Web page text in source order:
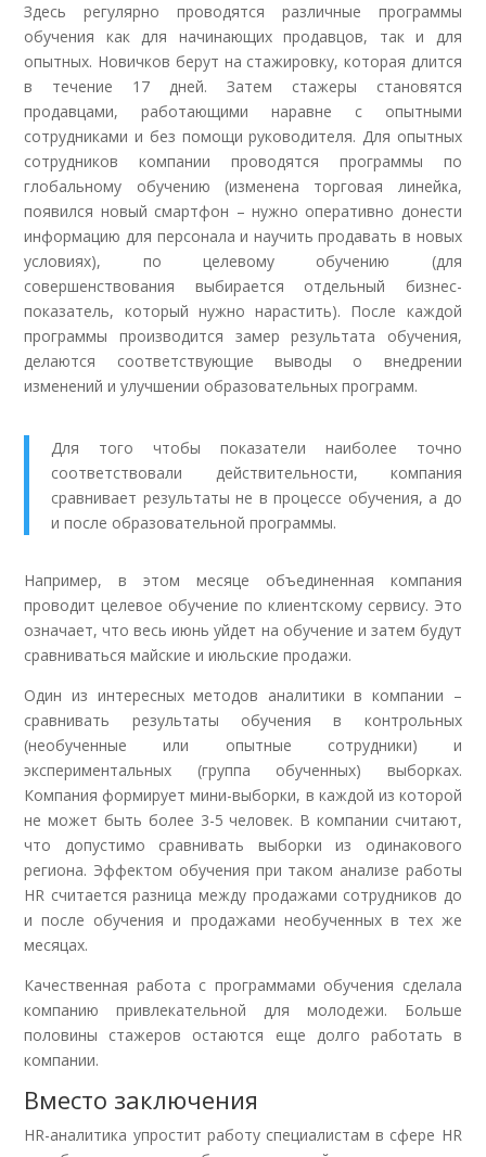
Здесь регулярно проводятся различные программы
обучения как для начинающих продавцов, так и для
опытных. Новичков берут на стажировку, которая длится
в течение 17 дней. Затем стажеры становятся
продавцами, работающими наравне с опытными
сотрудниками и без помощи руководителя. Для опытных
сотрудников компании проводятся программы по
глобальному обучению (изменена торговая линейка,
появился новый смартфон – нужно оперативно донести
информацию для персонала и научить продавать в новых
условиях), по целевому обучению (для
совершенствования выбирается отдельный бизнес-
показатель, который нужно нарастить). После каждой
программы производится замер результата обучения,
делаются соответствующие выводы о внедрении
изменений и улучшении образовательных программ.
Для того чтобы показатели наиболее точно
соответствовали действительности, компания
сравнивает результаты не в процессе обучения, а до
и после образовательной программы.
Например, в этом месяце объединенная компания
проводит целевое обучение по клиентскому сервису. Это
означает, что весь июнь уйдет на обучение и затем будут
сравниваться майские и июльские продажи.
Один из интересных методов аналитики в компании –
сравнивать результаты обучения в контрольных
(необученные или опытные сотрудники) и
экспериментальных (группа обученных) выборках.
Компания формирует мини-выборки, в каждой из которой
не может быть более 3-5 человек. В компании считают,
что допустимо сравнивать выборки из одинакового
региона. Эффектом обучения при таком анализе работы
HR считается разница между продажами сотрудников до
и после обучения и продажами необученных в тех же
месяцах.
Качественная работа с программами обучения сделала
компанию привлекательной для молодежи. Больше
половины стажеров остаются еще долго работать в
компании.
Вместо заключения
HR-аналитика упростит работу специалистам в сфере HR